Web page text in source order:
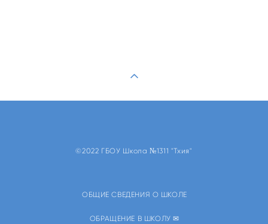
©2022 ГБОУ Школа №1311 "Тхия"
ОБЩИЕ СВЕДЕНИЯ О ШКОЛЕ
ОБРАЩЕНИЕ В ШКОЛУ ✉